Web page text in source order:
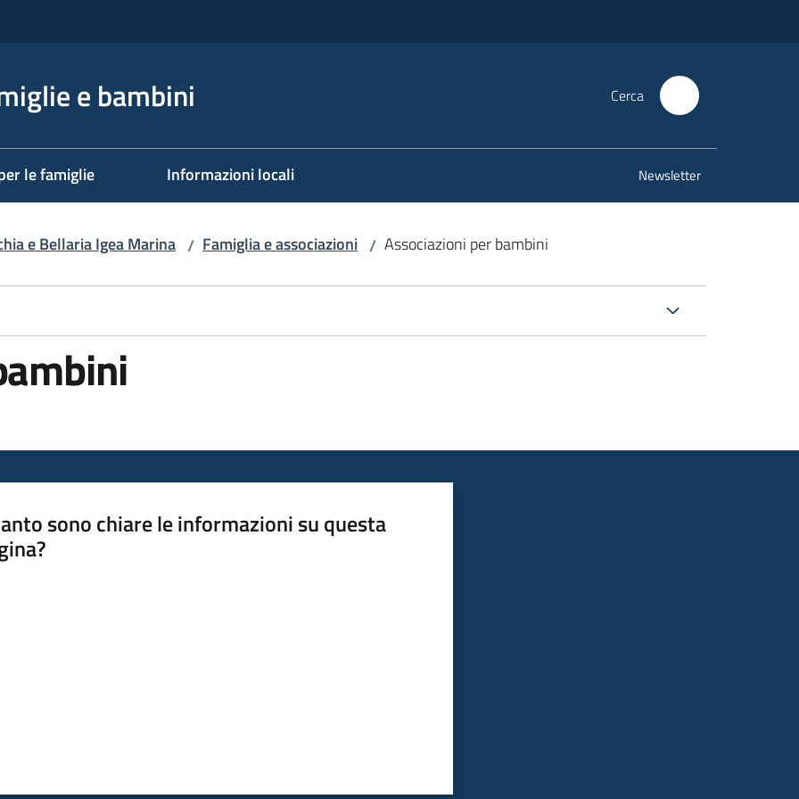
e bambini Cerca
le famiglie Informazioni locali Newsletter
e Bellaria Igea Marina / Famiglia e associazioni / Associazioni per bambini
sono chiare le informazioni su questa